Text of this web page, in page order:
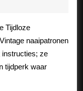
van
Vintage
Tijdloze
naaipatronen
instructies; ze
tijdperk waar